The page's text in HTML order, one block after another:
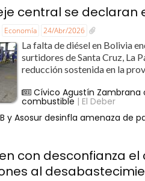
central se declaran
Economía 24/Abr/2026
La falta de diésel en Bolivia
surtidores de Santa Cruz, La
reducción sostenida en la
Cívico Agustín Zambrana
combustible | El Deber
y Asosur desinfla amenaza de
con desconfianza
al